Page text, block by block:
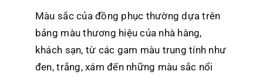
Màu sắc của đồng phục thường dựa trên
bảng màu thương hiệu của nhà hàng,
khách sạn, từ các gam màu trung tính như
đen, trắng, xám đến những màu sắc nổi